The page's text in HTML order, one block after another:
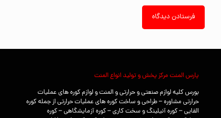
پارس المنت مرکز پخش و تولید انواع المنت
بورس کلیه لوازم صنعتی و حرارتی و المنت و لوازم کوره های عملیات
حرارتی مشاوره – طراحی و ساخت کوره های عملیات حرارتی از جمله کوره
القایی – کوره آنیلینگ و سخت کاری – کوره آزمایشگاهی – کوره